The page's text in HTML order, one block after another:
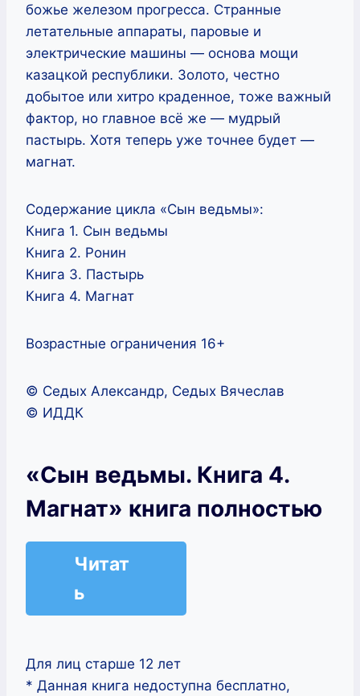
божье железом прогресса. Странные
летательные аппараты, паровые и
электрические машины — основа мощи
казацкой республики. Золото, честно
добытое или хитро краденное, тоже важный
фактор, но главное всё же — мудрый
пастырь. Хотя теперь уже точнее будет —
магнат.
Содержание цикла «Сын ведьмы»:
Книга 1. Сын ведьмы
Книга 2. Ронин
Книга 3. Пастырь
Книга 4. Магнат
Возрастные ограничения 16+
© Седых Александр, Седых Вячеслав
© ИДДК
«Сын ведьмы. Книга 4.
Магнат» книга полностью
Читат
ь
Для лиц старше 12 лет
* Данная книга недоступна бесплатно,